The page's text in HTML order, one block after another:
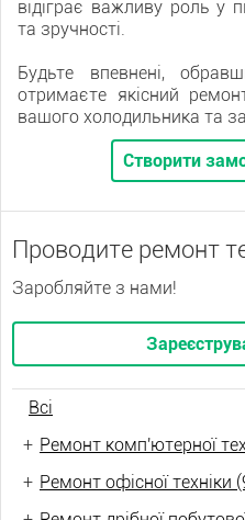
відіграє важливу роль у
та зручності.
Будьте впевнені,
отримаєте якісний
вашого холодильника та
Створити
Проводите ремонт
Заробляйте з нами!
Всі
+ Ремонт комп'ютерної
+ Ремонт офісної техніки